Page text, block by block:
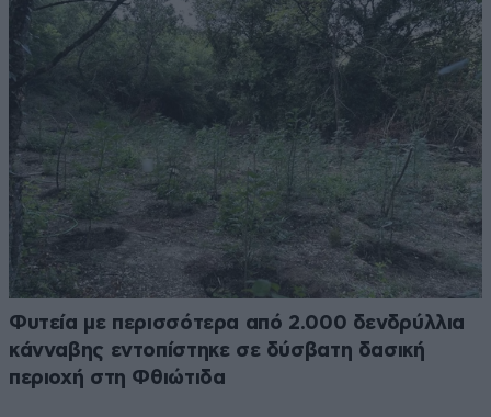
Φυτεία με περισσότερα από 2.000 δενδρύλλια
κάνναβης εντοπίστηκε σε δύσβατη δασική
περιοχή στη Φθιώτιδα